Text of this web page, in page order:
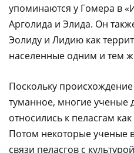
упоминаются у Гомера в
Арголида и Элида. Он
Эолиду и Лидию как
населенные одним и тем
Поскольку
туманное, многие ученые
относились к пеласгам
Потом некоторые ученые
связи пеласгов с